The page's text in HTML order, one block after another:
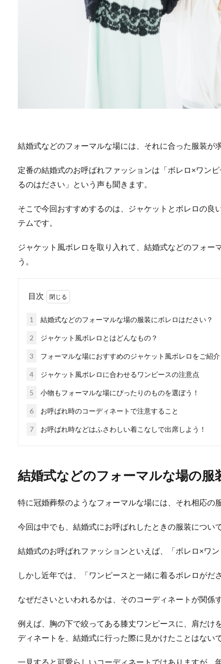
結婚式などのフォーマルな場には、それに合った服装が
定番の結婚式のお呼ばれファッションは「ボレロ×ワン
るのはださい」という声も聞きます。
そこで今回おすすめするのは、ジャケットとボレロの
テムです。
ジャケット風ボレロを取り入れて、結婚式などのフォ
う。
目次
1 結婚式などのフォーマルな場の服装にボレロはださい？
2 ジャケット風ボレロとはどんなもの？
3 フォーマルな場におすすめのジャケット風ボレロをご紹
4 ジャケット風ボレロに合わせるワンピースの注意点
5 小物もフォーマルな場にぴったりのものを選ぼう！
6 お呼ばれ時のコーディネートで注意すること
7 お呼ばれ時などはふさわしい着こなしで出席しよう！
結婚式などのフォーマルな場の
特に冠婚葬祭のようなフォーマルな場には、それ相応の
今回は中でも、結婚式にお呼ばれしたときの服装につい
結婚式のお呼ばれファッションといえば、「ボレロ×ワ
しかし近年では、「ワンピースと一緒に着るボレロがだ
なぜださいといわれるかは、そのコーディネートが関係
例えば、胸の下で絞ってある膝丈ワンピースに、肩だけ
ディネートを、結婚式に行った際に見かけたことはない
一見すると可愛らしいコーディネートではありますが、